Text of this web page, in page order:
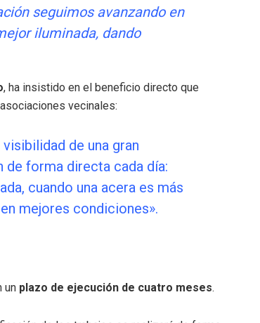
seguimos avanzando en
iluminada, dando
, ha insistido en el beneficio directo que
vecinales:
de una gran
forma directa cada día:
cuando una acera es más
mejores condiciones».
un plazo de ejecución de cuatro meses.